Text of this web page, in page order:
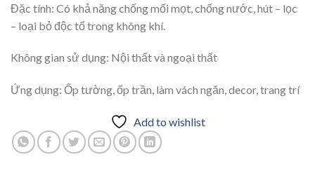
Đặc tính: Có khả năng chống mối mọt, chống nước, hút – lọc
– loại bỏ độc tố trong không khí.
Không gian sử dụng: Nội thất và ngoại thất
Ứng dụng: Ốp tường, ốp trần, làm vách ngăn, decor, trang trí
Add to wishlist